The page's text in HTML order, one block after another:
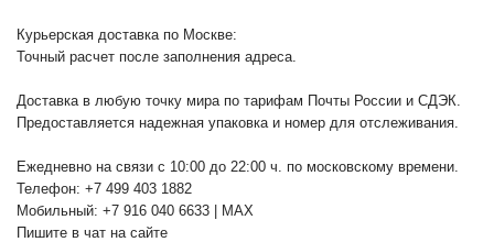
Курьерская доставка по Москве:
Точный расчет после заполнения адреса.
Доставка в любую точку мира по тарифам Почты России и СДЭК.
Предоставляется надежная упаковка и номер для отслеживания.
Ежедневно на связи с 10:00 до 22:00 ч. по московскому времени.
Телефон: +7 499 403 1882
Мобильный: +7 916 040 6633 | MAX
Пишите в чат на сайте